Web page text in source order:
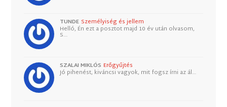
TUNDE Személyiség és jellem
Helló, Én ezt a posztot majd 10 év után olvasom,
S…
SZALAI MIKLÓS Erőgyűjtés
Jó pihenést, kiváncsi vagyok, mit fogsz írni az ál…